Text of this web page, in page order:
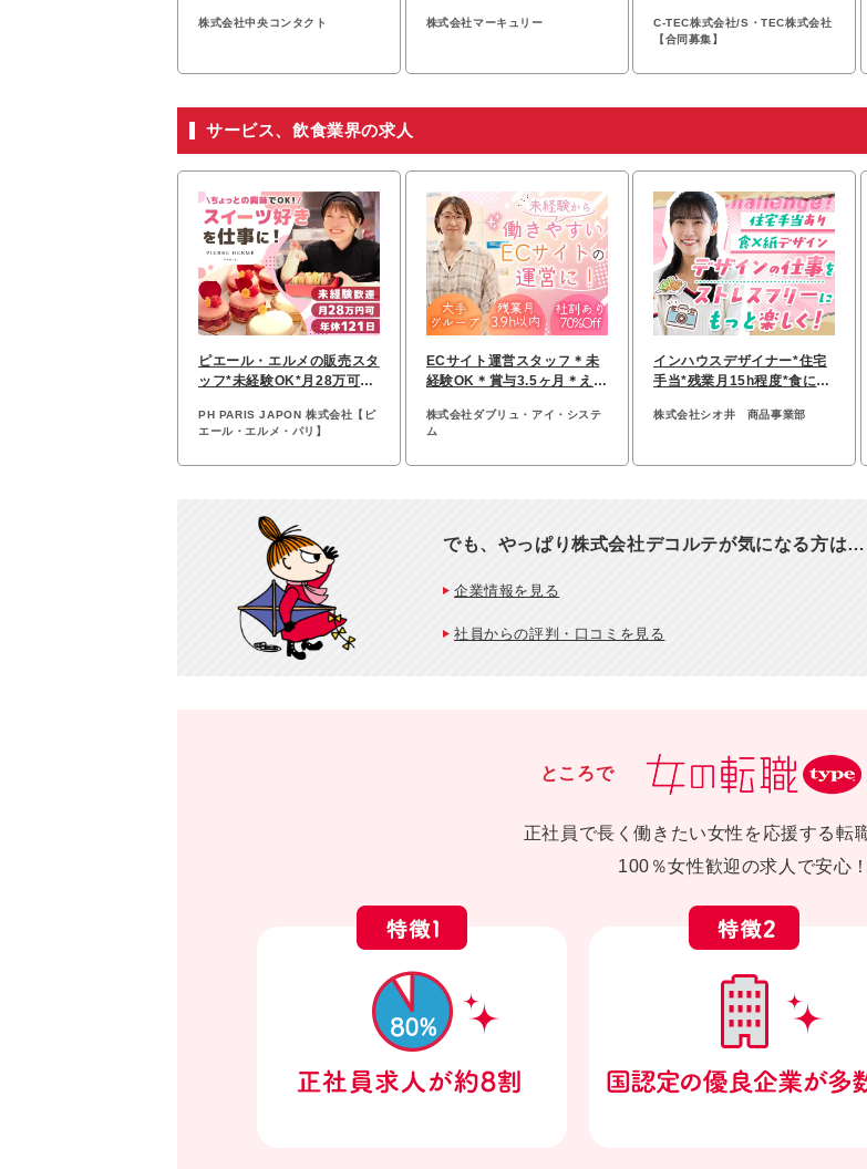
株式会社中央コンタクト 株式会社マーキュリー
C-TEC株式会社/S・TEC株式会社
【合同募集】
サービス、飲食業界の求人
ピエール・エルメの販売スタ
ッフ*未経験OK*月28万可*
PH PARIS JAPON 株式会社【ピ
エール・エルメ・パリ】
ECサイト運営スタッフ＊未
経験OK＊賞与3.5ヶ月＊える
株式会社ダブリュ・アイ・システ
ム
インハウスデザイナー*住宅
手当*残業月15h程度*食に関
株式会社シオ井 商品事業部
でも、やっぱり株式会社デコルテが気になる方は…
企業情報を見る
社員からの評判・口コミを見る
ところで
正社員で長く働きたい女性を応援する転
100％女性歓迎の求人で安心！